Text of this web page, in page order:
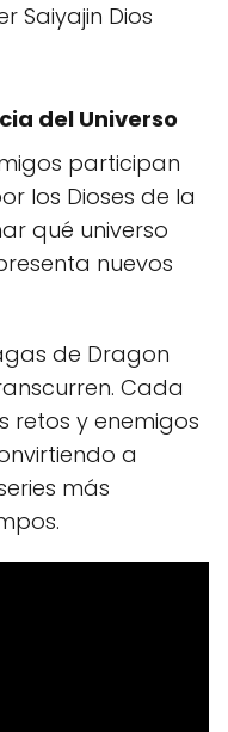
Saiyajin Dios
del Universo
participan
los Dioses de la
qué universo
nuevos
de Dragon
Cada
retos y enemigos
a
más